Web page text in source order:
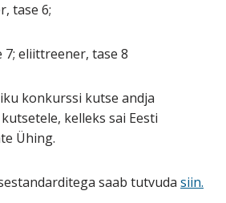
tase 6;
eliittreener, tase 8
konkurssi kutse andja
kelleks sai Eesti
Ühing.
saab tutvuda siin.